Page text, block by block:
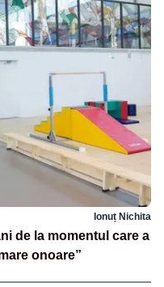
Ionuț Nichita
de la momentul care a
onoare”